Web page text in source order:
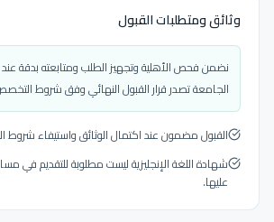
وثائق ومتطلبات القبول
نضمن فحص الأهلية وتجهيز الطلب ومتابعته بدقة عند
الجامعة تصدر قرار القبول النهائي وفق شروط
القبول مضمون عند اكتمال الوثائق واستيفاء
شهادة اللغة الإنجليزية ليست مطلوبة للتقديم في
عليها.